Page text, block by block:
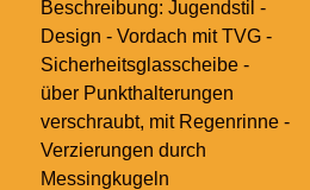
Beschreibung: Jugendstil -
Design - Vordach mit TVG -
Sicherheitsglasscheibe -
über Punkthalterungen
verschraubt, mit Regenrinne -
Verzierungen durch
Messingkugeln